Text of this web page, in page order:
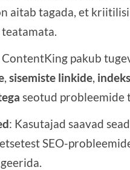
aitab tagada, et
ContentKing pakub
,sisemiste linkide
seotud probleemide
: Kasutajad saavad
SEO-